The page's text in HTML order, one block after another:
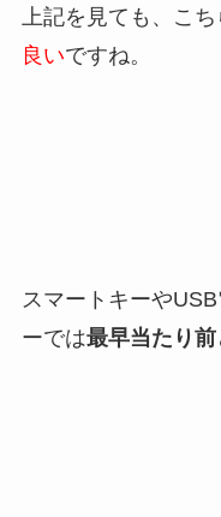
上記を見ても、こ
良いですね。
スマートキーや
ーでは最早当たり